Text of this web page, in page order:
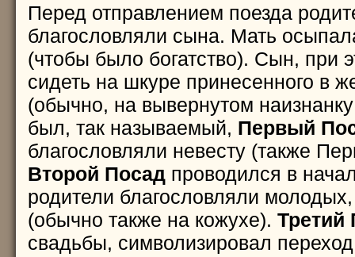
Перед отправлением поезда
благословляли сына. Мать
(чтобы было богатство). Сын, при
сидеть на шкуре принесенного в
(обычно, на вывернутом
был, так называемый, Первый
благословляли невесту (также
Второй Посадпроводился в
родители благословляли
(обычно также на кожухе). Третий
свадьбы, символизировал